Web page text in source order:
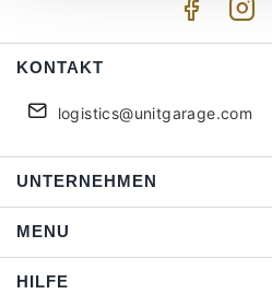
KONTAKT
logistics@unitgarage.com
UNTERNEHMEN
MENU
HILFE